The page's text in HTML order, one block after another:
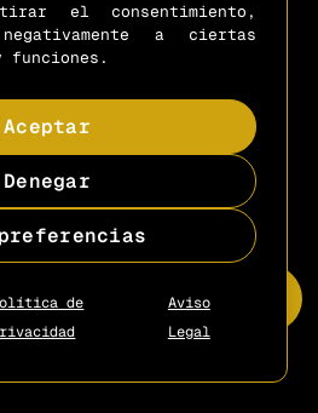
el consentimiento,
a ciertas
Aceptar
Denegar
de
Aviso
Legal